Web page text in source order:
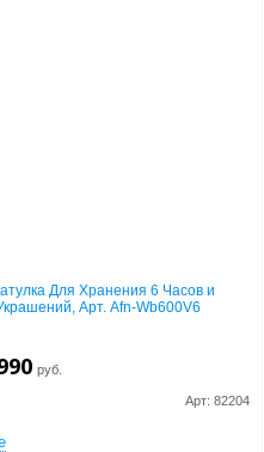
Для Хранения 6 Часов и
Арт. Afn-Wb600V6
руб.
Арт: 82204